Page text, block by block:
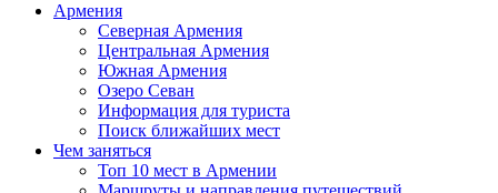
Армения
Северная Армения
Центральная Армения
Южная Армения
Озеро Севан
Информация для туриста
Поиск ближайших мест
Чем заняться
Топ 10 мест в Армении